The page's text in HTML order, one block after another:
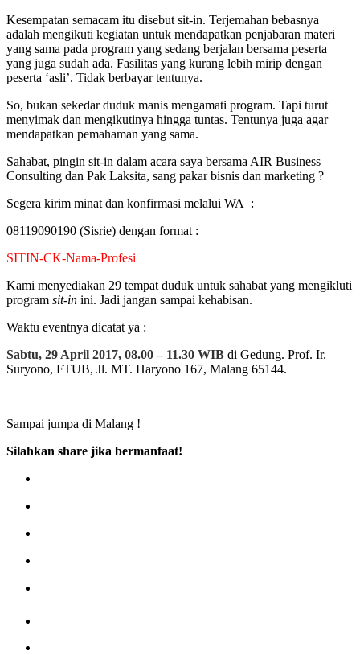
Kesempatan semacam itu disebut sit-in. Terjemahan bebasnya
adalah mengikuti kegiatan untuk mendapatkan penjabaran materi
yang sama pada program yang sedang berjalan bersama peserta
yang juga sudah ada. Fasilitas yang kurang lebih mirip dengan
peserta ‘asli’. Tidak berbayar tentunya.
So, bukan sekedar duduk manis mengamati program. Tapi turut
menyimak dan mengikutinya hingga tuntas. Tentunya juga agar
mendapatkan pemahaman yang sama.
Sahabat, pingin sit-in dalam acara saya bersama AIR Business
Consulting dan Pak Laksita, sang pakar bisnis dan marketing ?
Segera kirim minat dan konfirmasi melalui WA :
08119090190 (Sisrie) dengan format :
SITIN-CK-Nama-Profesi
Kami menyediakan 29 tempat duduk untuk sahabat yang mengikluti
program sit-in ini. Jadi jangan sampai kehabisan.
Waktu eventnya dicatat ya :
Sabtu, 29 April 2017, 08.00 – 11.30 WIB di Gedung. Prof. Ir.
Suryono, FTUB, Jl. MT. Haryono 167, Malang 65144.
Sampai jumpa di Malang !
Silahkan share jika bermanfaat!